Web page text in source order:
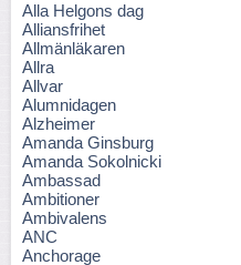
Alla Helgons dag
Alliansfrihet
Allmänläkaren
Allra
Allvar
Alumnidagen
Alzheimer
Amanda Ginsburg
Amanda Sokolnicki
Ambassad
Ambitioner
Ambivalens
ANC
Anchorage